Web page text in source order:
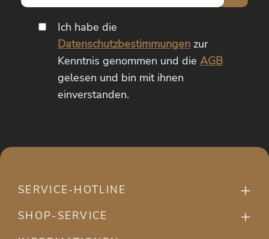
Adresse*
Ich habe die
Datenschutzbestimmungenzur
Kenntnis genommen und die AGB
gelesen und bin mit ihnen
einverstanden.
SERVICE-HOTLINE
SHOP-SERVICE